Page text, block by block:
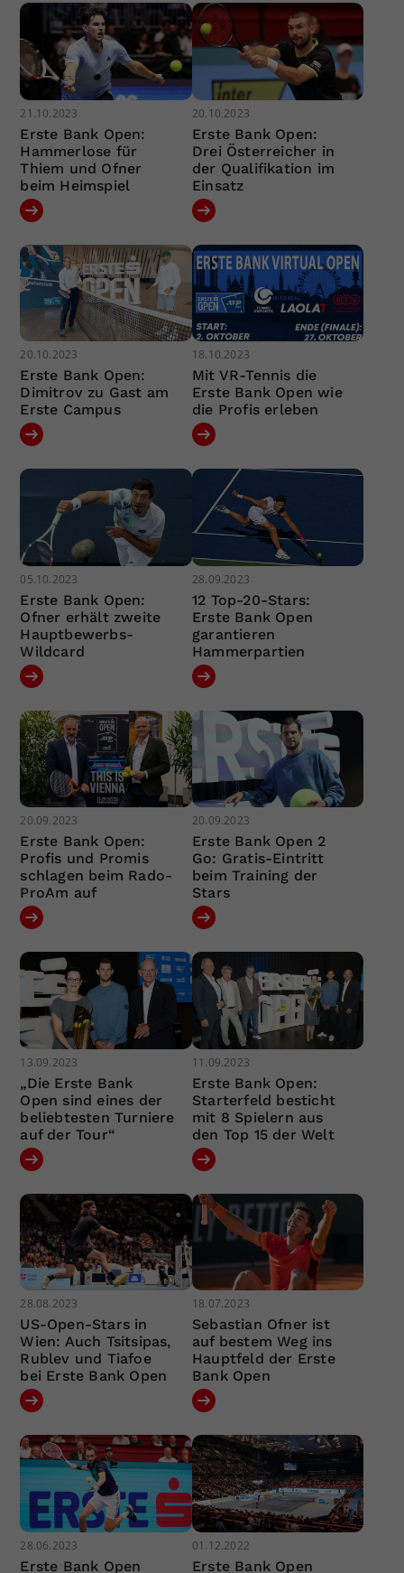
21.10.2023
Erste Bank Open:
Hammerlose für
Thiem und Ofner
beim Heimspiel
20.10.2023
Erste Bank Open:
Drei Österreicher in
der Qualifikation im
Einsatz
20.10.2023
Erste Bank Open:
Dimitrov zu Gast am
Erste Campus
18.10.2023
Mit VR-Tennis die
Erste Bank Open wie
die Profis erleben
05.10.2023
Erste Bank Open:
Ofner erhält zweite
Hauptbewerbs-
Wildcard
28.09.2023
12 Top-20-Stars:
Erste Bank Open
garantieren
Hammerpartien
20.09.2023
Erste Bank Open:
Profis und Promis
schlagen beim Rado-
ProAm auf
20.09.2023
Erste Bank Open 2
Go: Gratis-Eintritt
beim Training der
Stars
13.09.2023
„Die Erste Bank
Open sind eines der
beliebtesten Turniere
auf der Tour“
11.09.2023
Erste Bank Open:
Starterfeld besticht
mit 8 Spielern aus
den Top 15 der Welt
28.08.2023
US-Open-Stars in
Wien: Auch Tsitsipas,
Rublev und Tiafoe
bei Erste Bank Open
18.07.2023
Sebastian Ofner ist
auf bestem Weg ins
Hauptfeld der Erste
Bank Open
28.06.2023
Erste Bank Open
01.12.2022
Erste Bank Open